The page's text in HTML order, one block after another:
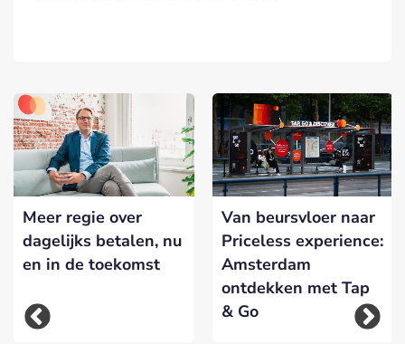
Meer regie over
dagelijks betalen, nu
en in de toekomst
Van beursvloer naar
Priceless experience:
Amsterdam
ontdekken met Tap
& Go